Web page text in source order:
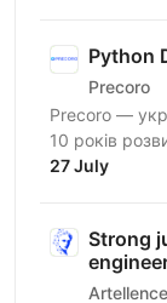
Python
Precoro
Precoro —
10 років
напрямку. Ми
27 July
Strong
Artellence